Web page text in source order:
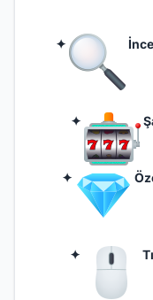
✦
✦
✦
✦